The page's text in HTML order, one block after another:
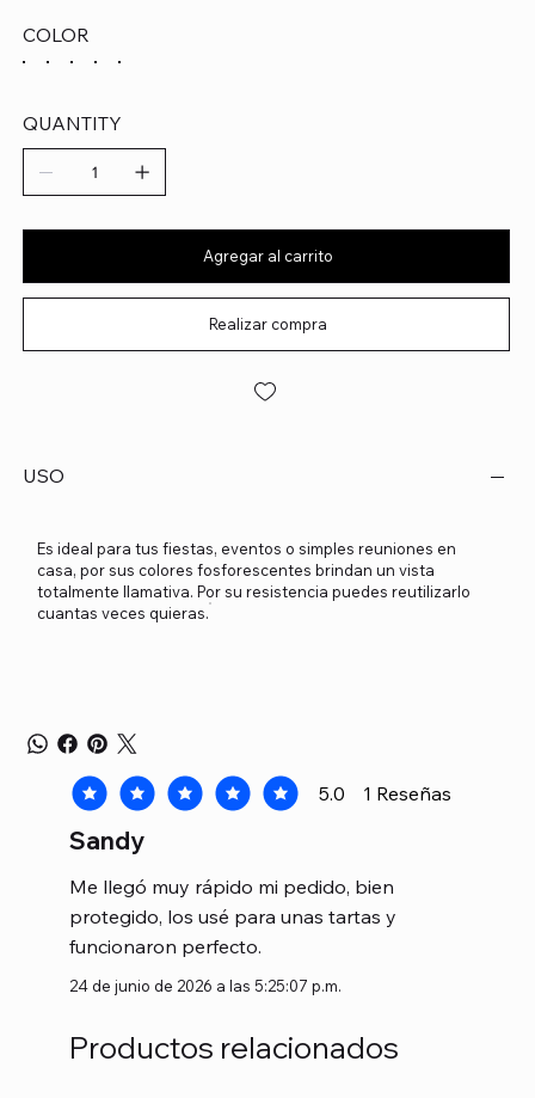
COLOR
QUANTITY
Agregar al carrito
Realizar compra
USO
Es ideal para tus fiestas, eventos o simples reuniones en
casa, por sus colores fosforescentes brindan un vista
totalmente llamativa. Por su resistencia puedes reutilizarlo
cuantas veces quieras.
5.0 1 Reseñas
la calificación promedio es 5 de 5, basada en 1
Sandy
Me llegó muy rápido mi pedido, bien
protegido, los usé para unas tartas y
funcionaron perfecto.
24 de junio de 2026 a las 5:25:07 p.m.
Productos relacionados